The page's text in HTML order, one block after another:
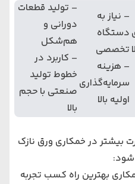
– نیاز به
دستگاه
تخصصی
– هزینه
سرمایه‌گذاری
اولیه بالا
– تولید قطعات
دورانی و
هم‌شکل
– کاربرد در
خطوط تولید
صنعتی با حجم
بالا
بیشتر در خمکاری ورق نازک
شود:
بهترین راه کسب تجربه